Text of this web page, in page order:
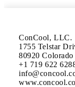
ConCool, LLC.
1755 Telstar
80920
+1 719 622